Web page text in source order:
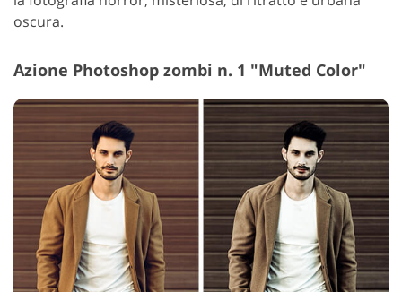
oscura.
Azione Photoshop zombi n. 1 "Muted Color"